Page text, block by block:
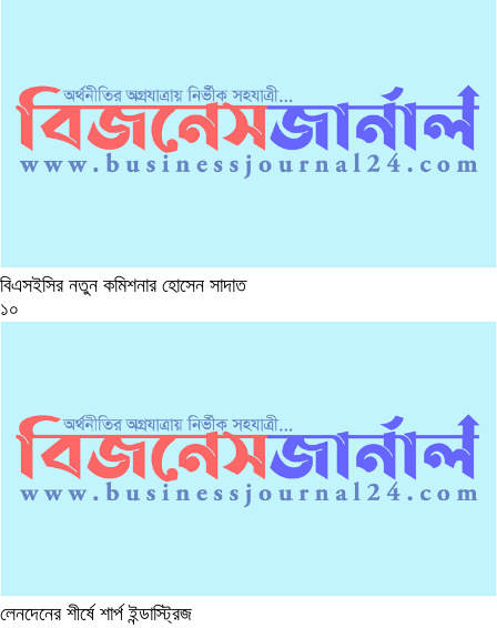
বিএসইসির নতুন কমিশনার হোসেন সাদাত
১০
লেনদেনের শীর্ষে শার্প ইন্ডাস্ট্রিজ